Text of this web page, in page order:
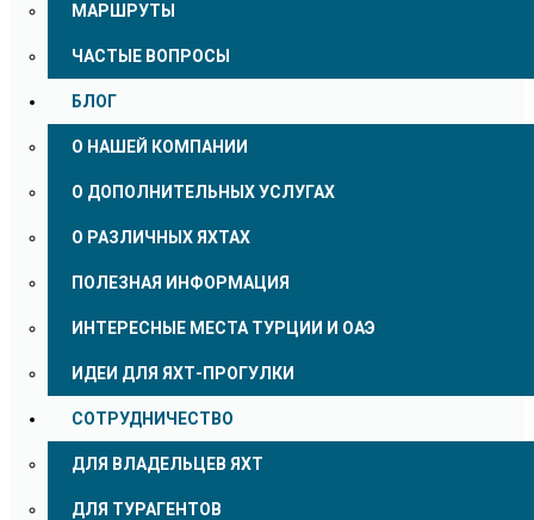
МАРШРУТЫ
ЧАСТЫЕ ВОПРОСЫ
БЛОГ
О НАШЕЙ КОМПАНИИ
О ДОПОЛНИТЕЛЬНЫХ УСЛУГАХ
О РАЗЛИЧНЫХ ЯХТАХ
ПОЛЕЗНАЯ ИНФОРМАЦИЯ
ИНТЕРЕСНЫЕ МЕСТА ТУРЦИИ И ОАЭ
ИДЕИ ДЛЯ ЯХТ-ПРОГУЛКИ
СОТРУДНИЧЕСТВО
ДЛЯ ВЛАДЕЛЬЦЕВ ЯХТ
ДЛЯ ТУРАГЕНТОВ